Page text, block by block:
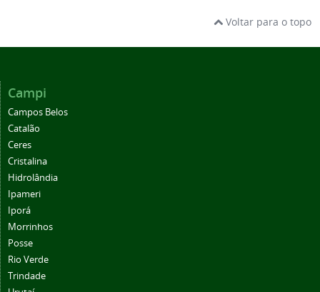
Campos Belos
Catalão
Ceres
Cristalina
Hidrolândia
Ipameri
Iporá
Morrinhos
Posse
Rio Verde
Trindade
Urutaí